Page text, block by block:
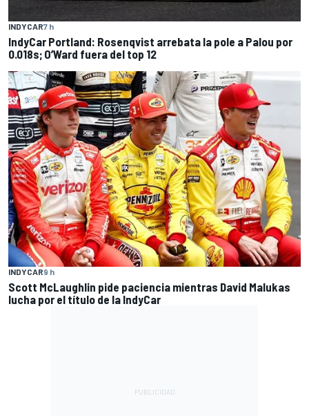
INDYCAR7 h
IndyCar Portland: Rosenqvist arrebata la pole a Palou por
0.018s; O’Ward fuera del top 12
INDYCAR9 h
Scott McLaughlin pide paciencia mientras David Malukas
lucha por el título de la IndyCar